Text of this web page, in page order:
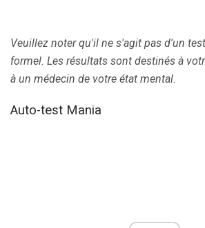
Veuillez noter qu'il ne s'agit pas d'un
formel. Les résultats sont destinés à
à un médecin de votre état mental.
Auto-test Mania